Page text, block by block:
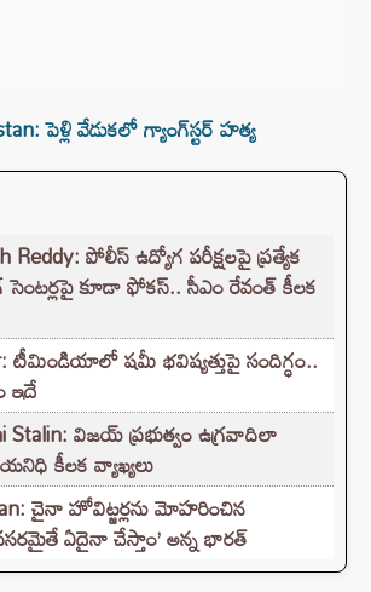
పెళ్లి వేడుకలో గ్యాంగ్‌స్టర్ హత్య
Reddy: పోలీస్ ఉద్యోగ పరీక్షలపై ప్రత్యేక
కూడా ఫోకస్.. సీఎం రేవంత్ కీలక
టీమిండియాలో షమీ భవిష్యత్తుపై సందిగ్ధం..
ఇదే
Stalin: విజయ్ ప్రభుత్వం ఉగ్రవాదిలా
కీలక వ్యాఖ్యలు
చైనా హోవిట్జర్లను మోహరించిన
ఏదైనా చేస్తాం’ అన్న భారత్